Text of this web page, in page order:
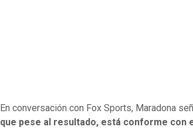
En conversación con Fox Sports, Maradona
que pese al resultado, está conforme con